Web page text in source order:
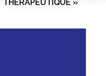
THÉRAPEUTIQUE »